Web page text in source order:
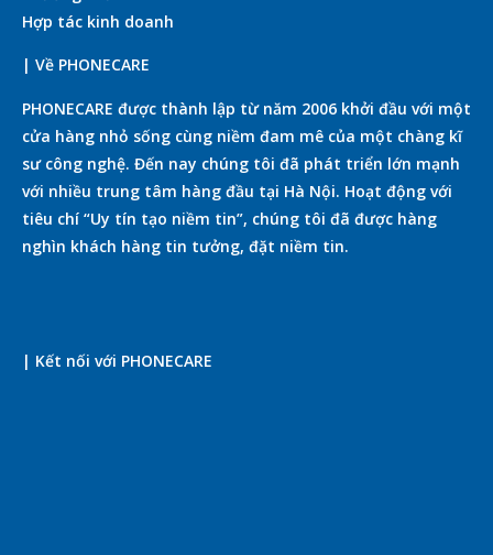
Hợp tác kinh doanh
| Về PHONECARE
PHONECARE được thành lập từ năm 2006 khởi đầu với một
cửa hàng nhỏ sống cùng niềm đam mê của một chàng kĩ
sư công nghệ. Đến nay chúng tôi đã phát triển lớn mạnh
với nhiều trung tâm hàng đầu tại Hà Nội. Hoạt động với
tiêu chí “Uy tín tạo niềm tin”, chúng tôi đã được hàng
nghìn khách hàng tin tưởng, đặt niềm tin.
| Kết nối với PHONECARE